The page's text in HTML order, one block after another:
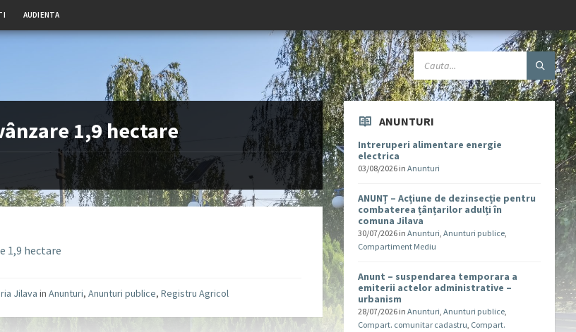
AUDIENTA
1,9 hectare
1,9 hectare
Jilava inAnunturi,Anunturi publice,Registru Agricol
ANUNTURI
Intreruperi alimentare energie
electrica
03/08/2026 inAnunturi
ANUNȚ – Acțiune de dezinsecție pentru
combaterea țânțarilor adulți în
comuna Jilava
30/07/2026 inAnunturi,Anunturi publice,
Compartiment Mediu
Anunt – suspendarea temporara a
emiterii actelor administrative –
urbanism
28/07/2026 inAnunturi,Anunturi publice,
Compart. comunitar cadastru, Compart.